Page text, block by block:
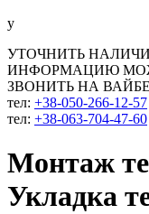
у
УТОЧНИТЬ
ИНФОРМАЦИЮ
ЗВОНИТЬ НА
тел: +38-050-266-12-57
тел: +38-063-704-47-60
Монтаж
Укладка